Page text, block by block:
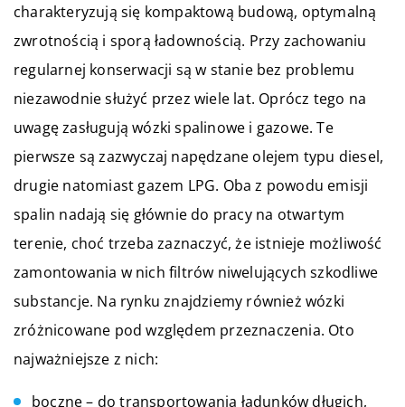
charakteryzują się kompaktową budową, optymalną
zwrotnością i sporą ładownością. Przy zachowaniu
regularnej konserwacji są w stanie bez problemu
niezawodnie służyć przez wiele lat. Oprócz tego na
uwagę zasługują wózki spalinowe i gazowe. Te
pierwsze są zazwyczaj napędzane olejem typu diesel,
drugie natomiast gazem LPG. Oba z powodu emisji
spalin nadają się głównie do pracy na otwartym
terenie, choć trzeba zaznaczyć, że istnieje możliwość
zamontowania w nich filtrów niwelujących szkodliwe
substancje. Na rynku znajdziemy również wózki
zróżnicowane pod względem przeznaczenia. Oto
najważniejsze z nich:
boczne – do transportowania ładunków długich,